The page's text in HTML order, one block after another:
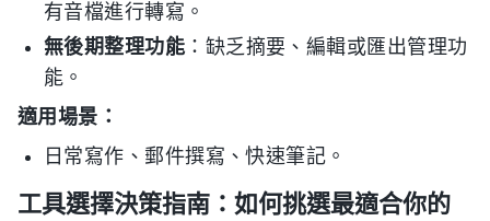
有音檔進行轉寫。
無後期整理功能 ：缺乏摘要、編輯或匯出管理功
能。
適用場景：
日常寫作、郵件撰寫、快速筆記。
工具選擇決策指南：如何挑選最適合你的